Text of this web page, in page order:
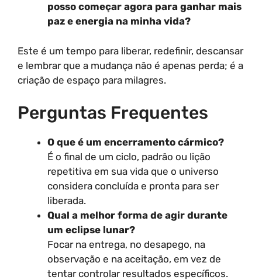
posso começar agora para ganhar mais
paz e energia na minha vida?
Este é um tempo para liberar, redefinir, descansar
e lembrar que a mudança não é apenas perda; é a
criação de espaço para milagres.
Perguntas Frequentes
O que é um encerramento cármico?
É o final de um ciclo, padrão ou lição
repetitiva em sua vida que o universo
considera concluída e pronta para ser
liberada.
Qual a melhor forma de agir durante
um eclipse lunar?
Focar na entrega, no desapego, na
observação e na aceitação, em vez de
tentar controlar resultados específicos.